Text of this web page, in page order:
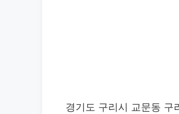
경기도 구리시 교문동 구